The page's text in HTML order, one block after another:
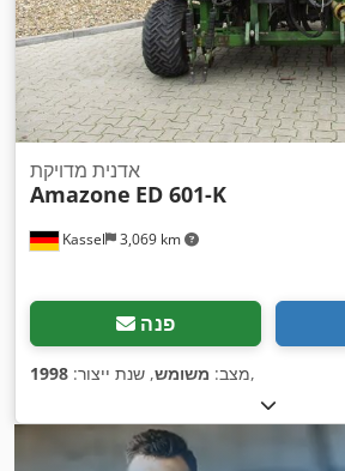
Kassel 3,069 km
אדנית מדויקת
Amazone ED 601-K
פנה
מצב: משומש, שנת ייצור: 1998 ,